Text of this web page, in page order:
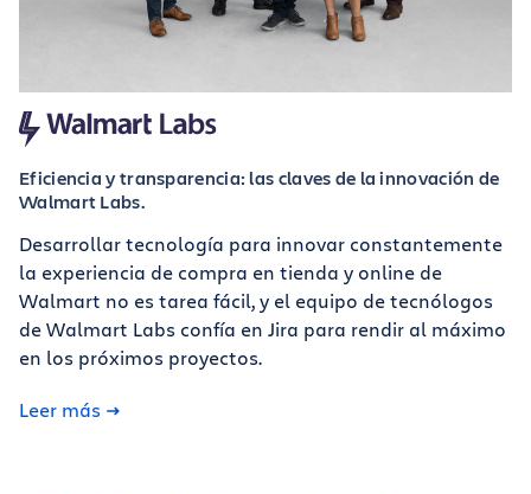
Eficiencia y transparencia: las claves de la innovación de
Walmart Labs.
Desarrollar tecnología para innovar constantemente
la experiencia de compra en tienda y online de
Walmart no es tarea fácil, y el equipo de tecnólogos
de Walmart Labs confía en Jira para rendir al máximo
en los próximos proyectos.
Leer más